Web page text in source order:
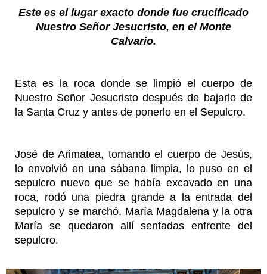
Este es el lugar exacto donde fue crucificado
Nuestro Señor Jesucristo, en el Monte
Calvario.
Esta es la roca donde se limpió el cuerpo de
Nuestro Señor Jesucristo después de bajarlo de
la Santa Cruz y antes de ponerlo en el Sepulcro.
José de Arimatea, tomando el cuerpo de Jesús,
lo envolvió en una sábana limpia, lo puso en el
sepulcro nuevo que se había excavado en una
roca, rodó una piedra grande a la entrada del
sepulcro y se marchó. María Magdalena y la otra
María se quedaron allí sentadas enfrente del
sepulcro.